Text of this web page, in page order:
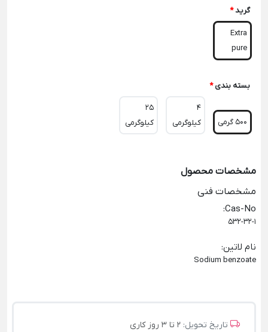
گرید*
Extra
pure
بسته بندی *
500 گرمی
4
کیلوگرمی
25
کیلوگرمی
مشخصات محصول
مشخصات فنی
Cas-No
:
532-32-1
نام لاتین:
Sodium benzoate
تاریخ تحویل: 2 تا 3 روز کاری